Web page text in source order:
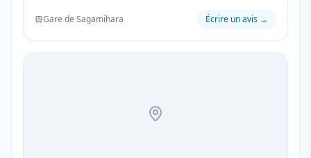
pour visiter la ville.
Gare de Sagamihara Écrire un avis →